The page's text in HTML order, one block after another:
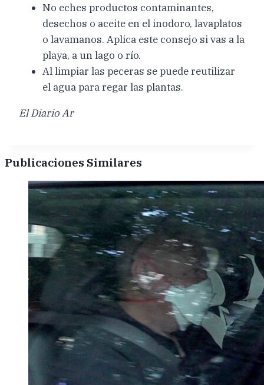
No eches productos contaminantes,
desechos o aceite en el inodoro, lavaplatos
o lavamanos. Aplica este consejo si vas a la
playa, a un lago o río.
Al limpiar las peceras se puede reutilizar
el agua para regar las plantas.
El Diario Ar
Publicaciones Similares